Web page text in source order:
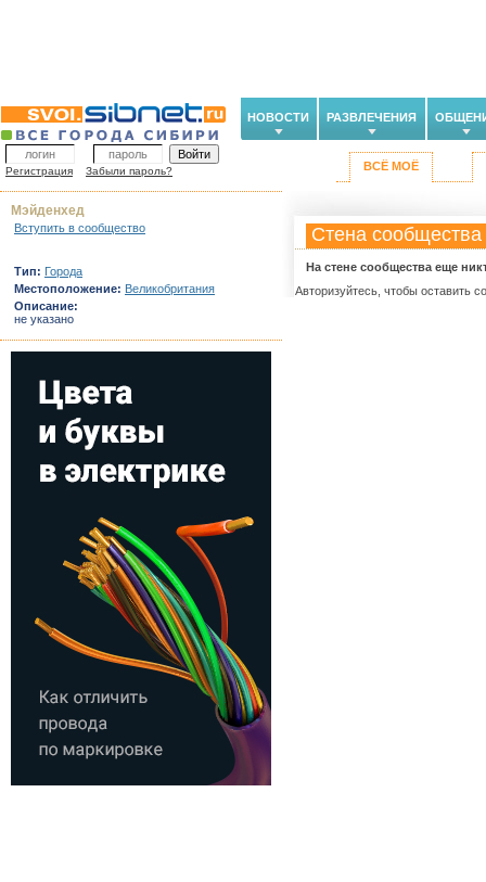
НОВОСТИ РАЗВЛЕЧЕНИЯ
Регистрация Забыли пароль? ВСЁ МОЁ
Стена сообщества
На стене сообщества еще
Авторизуйтесь, чтобы оставить
Мэйденхед
Вступить в сообщество
Тип: Города
Местоположение: Великобритания
Описание:
не указано